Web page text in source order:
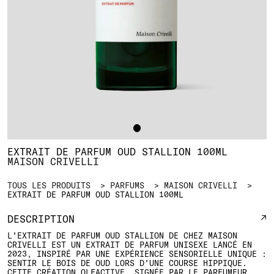
TOUS LES PRODUITS PARFUMS
MAISON CRIVELLI
EXTRAIT DE PARFUM OUD STALLION 100ML
EXTRAIT DE PARFUM OUD STALLION 100ML
MAISON CRIVELLI
DESCRIPTION
L'EXTRAIT DE PARFUM OUD STALLION DE CHEZ MAISON
CRIVELLI EST UN EXTRAIT DE PARFUM UNISEXE LANCÉ EN
2023, INSPIRÉ PAR UNE EXPÉRIENCE SENSORIELLE UNIQUE :
SENTIR LE BOIS DE OUD LORS D'UNE COURSE HIPPIQUE.